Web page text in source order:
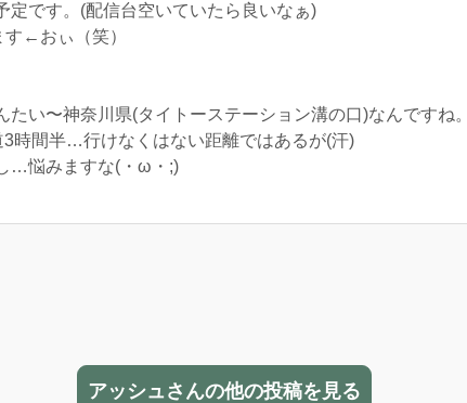
定です。(配信台空いていたら良いなぁ)
←おぃ（笑）
たい〜神奈川県(タイトーステーション溝の口)なんですね
時間半…行けなくはない距離ではあるが(汗)
…悩みますな(・ω・;)
アッシュさんの他の投稿を見る